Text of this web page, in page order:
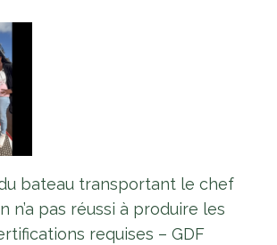
bateau transportant le chef
n’a pas réussi à produire les
requises – GDF